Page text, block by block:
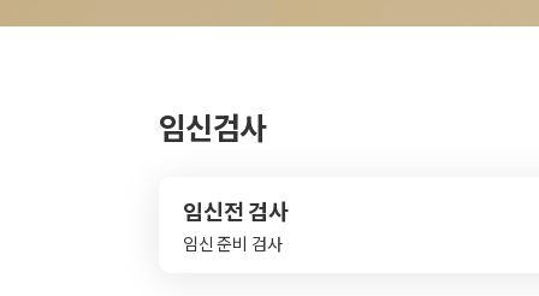
임신검사
임신전 검사
임신 준비 검사